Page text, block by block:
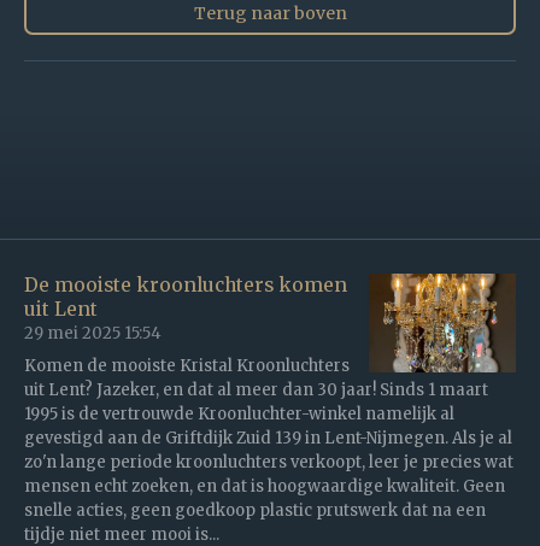
Terug naar boven
De mooiste kroonluchters komen
uit Lent
29 mei 2025 15:54
Komen de mooiste Kristal Kroonluchters
uit Lent? Jazeker, en dat al meer dan 30 jaar! Sinds 1 maart
1995 is de vertrouwde Kroonluchter-winkel namelijk al
gevestigd aan de Griftdijk Zuid 139 in Lent-Nijmegen. Als je al
zo'n lange periode kroonluchters verkoopt, leer je precies wat
mensen echt zoeken, en dat is hoogwaardige kwaliteit. Geen
snelle acties, geen goedkoop plastic prutswerk dat na een
tijdje niet meer mooi is...